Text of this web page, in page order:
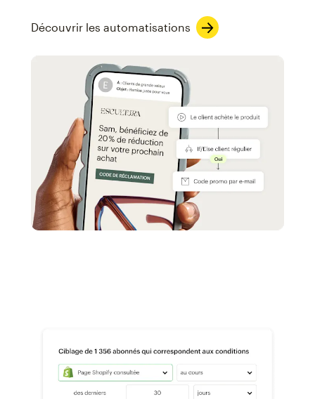
Découvrir les automatisations